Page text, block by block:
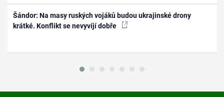
Šándor: Na masy ruských vojáků budou ukrajinské drony
krátké. Konflikt se nevyvíjí dobře